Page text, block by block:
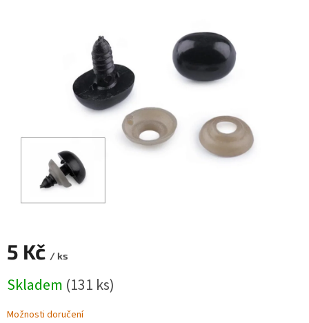
Zapletený
workshopy
Napište
systém
5 Kč / ks
cena:
Skladem (131 ks)
Možnosti doručení